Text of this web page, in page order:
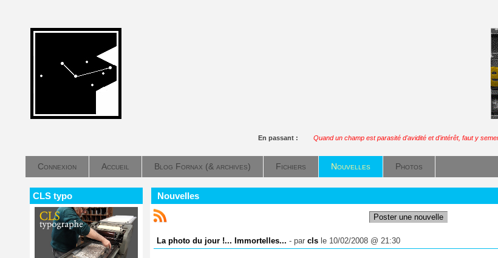
En passant : Quand un champ est parasité d'avidité et d'intérêt, faut y
Connexion Accueil Blog Fornax (& archives) Fichiers Nouvelles Photos
CLS typo Nouvelles
Poster une nouvelle
La photo du jour !... Immortelles... - par cls le 10/02/2008 @ 21:30